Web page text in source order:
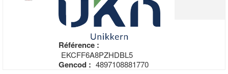
Référence :
EKCFF6A8PZHDBL5
Gencod : 4897108881770